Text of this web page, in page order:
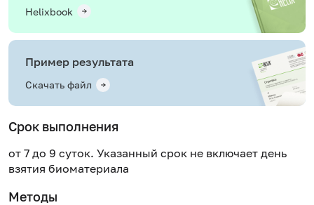
Helixbook
Пример результата
Скачать файл
Срок выполнения
от 7 до 9 суток. Указанный срок не включает день
взятия биоматериала
Методы